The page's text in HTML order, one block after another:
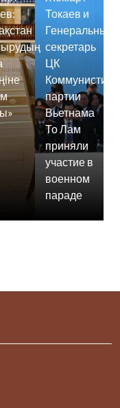
Токаев и
Генеральный
секретарь
ЦК
партии
Вьетнама
То Лам
приняли
участие в
военном
параде